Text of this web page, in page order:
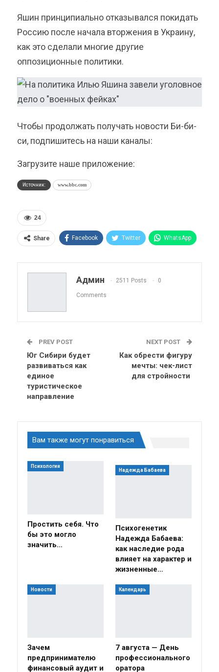
Яшин принципиально отказывался покидать
Россию после начала вторжения в Украину,
как это сделали многие другие
оппозиционные политики.
Чтобы продолжать получать новости Би-би-
си, подпишитесь на наши каналы:
Загрузите наше приложение:
Источник: www.bbc.com
24
Share Facebook Twitter WhatsApp
Telegram
Linkedin
Админ 2511 Posts 0
Comments
PREV POST
Юг Сибири будет
развиваться как
единое
туристическое
направление
NEXT POST
Как обрести фигуру
мечты: чек-лист
для стройности
Вам также могут понравиться
Психология
Простить себя. Что
бы это могло
значить…
Надежда Бабаева
Психогенетик
Надежда Бабаева:
как наследие рода
влияет на характер и
жизненные…
Новости
Зачем
предпринимателю
финансовый аудит и
Календарь
7 августа — День
профессионального
оратора